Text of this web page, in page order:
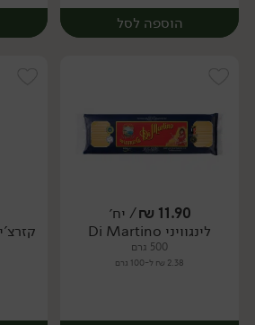
הוספה לסל
יח׳
11.90
₪/ יח׳
לינגוויני Di Martino
500 גרם
2.38 ₪ ל-100 גרם